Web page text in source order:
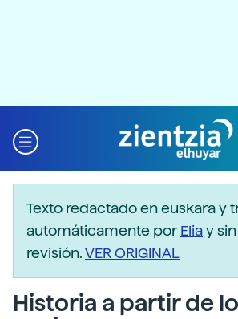
Texto redactado en euskara y
automáticamente porEliay
revisión.VER ORIGINAL
Historia a partir de